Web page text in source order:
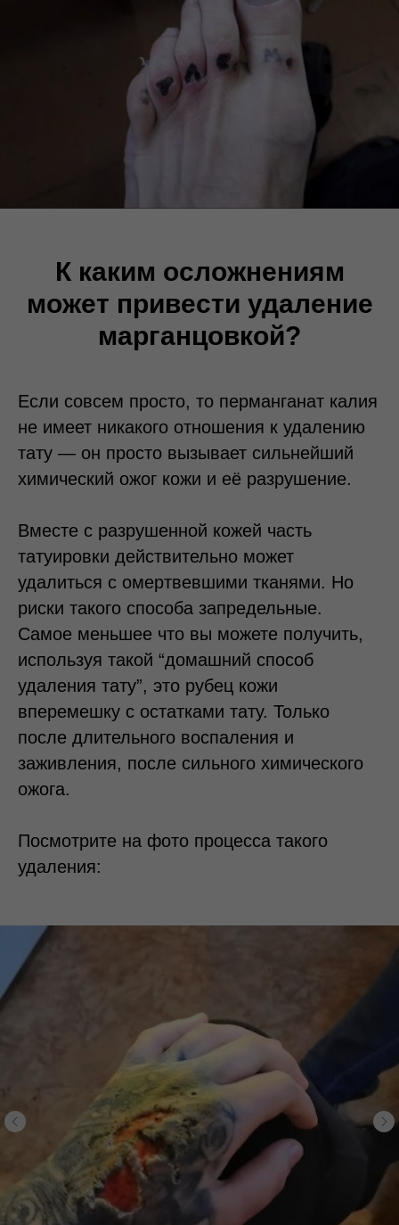
К каким осложнениям
может привести удаление
марганцовкой?
Если совсем просто, то перманганат калия
не имеет никакого отношения к удалению
тату — он просто вызывает сильнейший
химический ожог кожи и её разрушение.
Вместе с разрушенной кожей часть
татуировки действительно может
удалиться с омертвевшими тканями. Но
риски такого способа запредельные.
Самое меньшее что вы можете получить,
используя такой “домашний способ
удаления тату”, это рубец кожи
вперемешку с остатками тату. Только
после длительного воспаления и
заживления, после сильного химического
ожога.
Посмотрите на фото процесса такого
удаления: